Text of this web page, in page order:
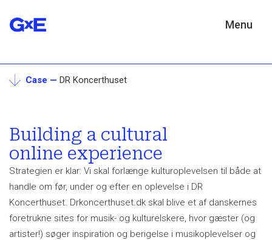
Menu
Case — DR Koncerthuset
Building a cultural
online experience
Strategien er klar: Vi skal forlænge kulturoplevelsen til både at
handle om før, under og efter en oplevelse i DR
Koncerthuset. Drkoncerthuset.dk skal blive et af danskernes
foretrukne sites for musik- og kulturelskere, hvor gæster (og
artister!) søger inspiration og berigelse i musikoplevelser og